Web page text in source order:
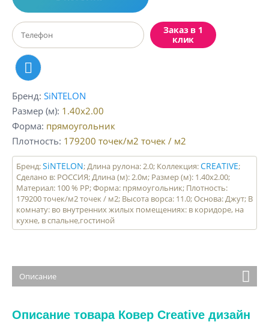
Заказ в 1
клик
Бренд SiNTELON
Размер (м) 1.40x2.00
Форма прямоугольник
Плотность 179200 точек/м2 точек / м2
Бренд:SiNTELON; Длина рулона: 2.0; Коллекция:CREATIVE;
Сделано в: РОССИЯ; Длина (м): 2.0м; Размер (м): 1.40x2.00;
Материал: 100 % PP; Форма: прямоугольник; Плотность:
179200 точек/м2 точек / м2; Высота ворса: 11.0; Основа: Джут; В
комнату: во внутренних жилых помещениях: в коридоре, на
кухне, в спальне,гостиной
Описание
Описание товара Ковер Creative дизайн